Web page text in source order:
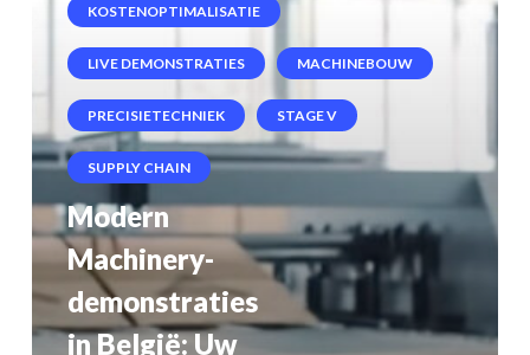
2024
Playbook
voor
Stage
V
Precisietechnologie
en
KOSTENOPTIMALISATIE
LIVE DEMONSTRATIES MACHINEBOUW
PRECISIETECHNIEK STAGE V
SUPPLY CHAIN
Modern
Machinery-
demonstraties
in België: Uw